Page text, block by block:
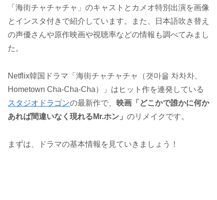
「海街チャチャチャ」のキャストとカメオ特別出演を画像
とインスタ付きで紹介しています。また、日本語吹き替え
の声優さんや原作映画や視聴率などの情報も調べてみまし
た。
Netflix韓国ドラマ「海街チャチャチャ（갯마을 차차차、
Hometown Cha-Cha-Cha）」はヒット作を連発している
スタジオドラゴンの最新作で、
映画「どこかで誰かに何か
あれば間違いなく現れるMr.ホン」 のリメイクです。
まずは、ドラマの基本情報を見ていきましょう！